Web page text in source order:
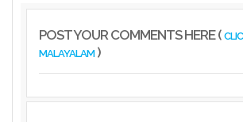
POST YOUR COMMENTS HERE (
MALAYALAM)